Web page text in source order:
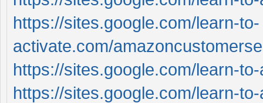
https://sites.google.com/learn-to-
activate.com/
https://sites.google.com/learn-
https://sites.google.com/learn-